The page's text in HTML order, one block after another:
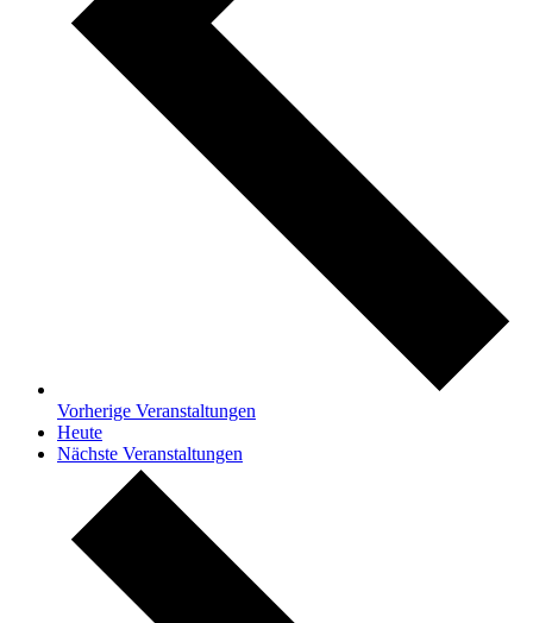
Vorherige Veranstaltungen
Heute
Nächste Veranstaltungen